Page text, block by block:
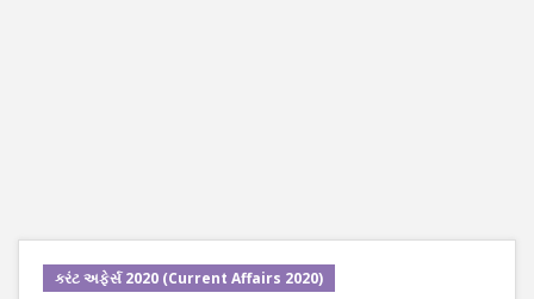
કરંટ અફેર્સ 2020 (Current Affairs 2020)